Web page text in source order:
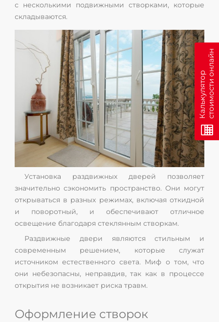
с несколькими подвижными створками, которые
складываются.
Установка раздвижных дверей позволяет
значительно сэкономить пространство. Они могут
открываться в разных режимах, включая откидной
и поворотный, и обеспечивают отличное
освещение благодаря стеклянным створкам.
Раздвижные двери являются стильным и
современным решением, которые служат
источником естественного света. Миф о том, что
они небезопасны, неправдив, так как в процессе
открытия не возникает риска травм.
Оформление створок
К
а
л
ь
к
у
л
я
т
о
р
с
т
о
и
м
о
с
т
и
о
н
л
а
йн